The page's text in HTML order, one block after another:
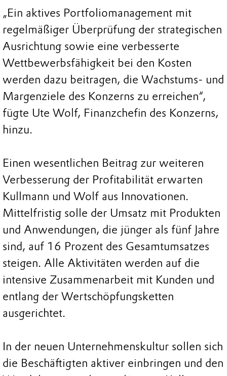
„Ein aktives Portfoliomanagement mit
regelmäßiger Überprüfung der strategischen
Ausrichtung sowie eine verbesserte
Wettbewerbsfähigkeit bei den Kosten
werden dazu beitragen, die Wachstums- und
Margenziele des Konzerns zu erreichen“,
fügte Ute Wolf, Finanzchefin des Konzerns,
hinzu.
Einen wesentlichen Beitrag zur weiteren
Verbesserung der Profitabilität erwarten
Kullmann und Wolf aus Innovationen.
Mittelfristig solle der Umsatz mit Produkten
und Anwendungen, die jünger als fünf Jahre
sind, auf 16 Prozent des Gesamtumsatzes
steigen. Alle Aktivitäten werden auf die
intensive Zusammenarbeit mit Kunden und
entlang der Wertschöpfungsketten
ausgerichtet.
In der neuen Unternehmenskultur sollen sich
die Beschäftigten aktiver einbringen und den